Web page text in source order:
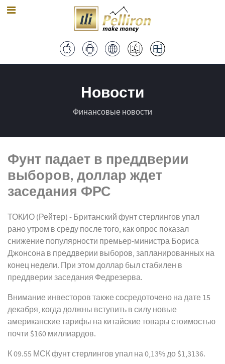
Новости
Финансовые новости
Фунт падает в преддверии
выборов, доллар ждет
заседания ФРС
ТОКИО (Рейтер) - Британский фунт стерлингов упал
рано утром в среду после того, как опрос показал
снижение популярности премьер-министра Бориса
Джонсона в преддверии выборов, запланированных на
конец недели. При этом доллар был стабилен в
преддверии заседания Федрезерва.
Внимание инвесторов также сосредоточено на дате 15
декабря, когда должны вступить в силу новые
американские тарифы на китайские товары стоимостью
почти $160 миллиардов.
К 09.55 МСК фунт стерлингов упал на 0,13% до $1,3136.